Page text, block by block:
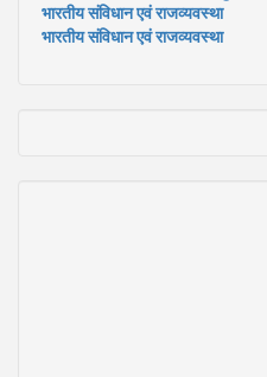
भारतीय संविधान एवं राजव्यवस्था
भारतीय संविधान एवं राजव्यवस्था